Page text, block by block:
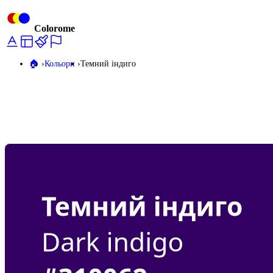
Colorome
🏠️ Кольори Темний індиго